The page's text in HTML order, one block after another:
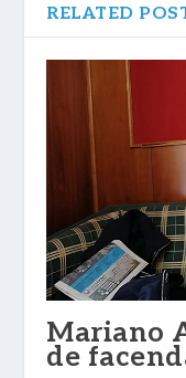
RELATED
Mariano
de